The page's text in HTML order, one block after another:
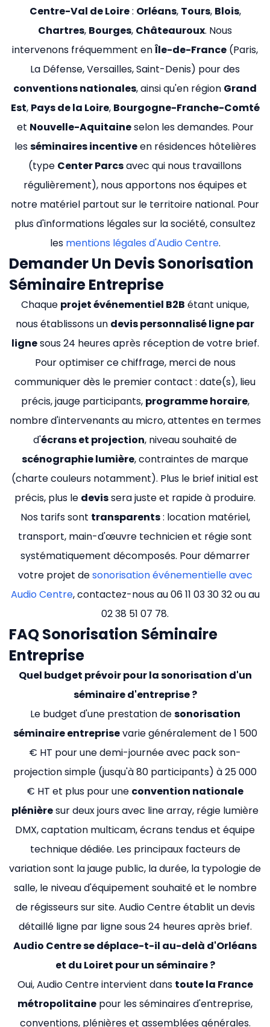
Centre-Val de Loire: Orléans, Tours, Blois,
Chartres, Bourges, Châteauroux. Nous
intervenons fréquemment enÎle-de-France (Paris,
La Défense, Versailles, Saint-Denis) pour des
conventions nationales, ainsi qu'en région Grand
Est, Pays de la Loire, Bourgogne-Franche-Comté
et Nouvelle-Aquitaineselon les demandes. Pour
lesséminaires incentiveen résidences hôtelières
(type Center Parcsavec qui nous travaillons
régulièrement), nous apportons nos équipes et
notre matériel partout sur le territoire national. Pour
plus d'informations légales sur la société, consultez
les mentions légales d'Audio Centre.
Demander Un Devis Sonorisation
Séminaire Entreprise
Chaque projet événementiel B2B étant unique,
nous établissons un devis personnalisé ligne par
lignesous 24 heures après réception de votre brief.
Pour optimiser ce chiffrage, merci de nous
communiquer dès le premier contact : date(s), lieu
précis, jauge participants, programme horaire,
nombre d'intervenants au micro, attentes en termes
d'écrans et projection, niveau souhaité de
scénographie lumière, contraintes de marque
(charte couleurs notamment). Plus le brief initial est
précis, plus le devissera juste et rapide à produire.
Nos tarifs sont transparents: location matériel,
transport, main-d'œuvre technicien et régie sont
systématiquement décomposés. Pour démarrer
votre projet desonorisation événementielle avec
Audio Centre, contactez-nous au 06 11 03 30 32 ou au
02 38 51 07 78.
FAQ Sonorisation Séminaire
Entreprise
Quel budget prévoir pour la sonorisation d'un
séminaire d'entreprise ?
Le budget d'une prestation desonorisation
séminaire entreprisevarie généralement de 1 500
€ HT pour une demi-journée avec pack son-
projection simple (jusqu'à 80 participants) à 25 000
€ HT et plus pour une convention nationale
plénièresur deux jours avec line array, régie lumière
DMX, captation multicam, écrans tendus et équipe
technique dédiée. Les principaux facteurs de
variation sont la jauge public, la durée, la typologie de
salle, le niveau d'équipement souhaité et le nombre
de régisseurs sur site. Audio Centre établit un devis
détaillé ligne par ligne sous 24 heures après brief.
Audio Centre se déplace-t-il au-delà d'Orléans
et du Loiret pour un séminaire ?
Oui, Audio Centre intervient dans toute la France
métropolitaine pour les séminaires d'entreprise,
conventions, plénières et assemblées générales.